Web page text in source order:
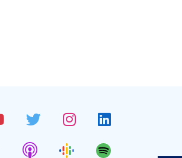
YoutubeTwitterInstagramLinkedin